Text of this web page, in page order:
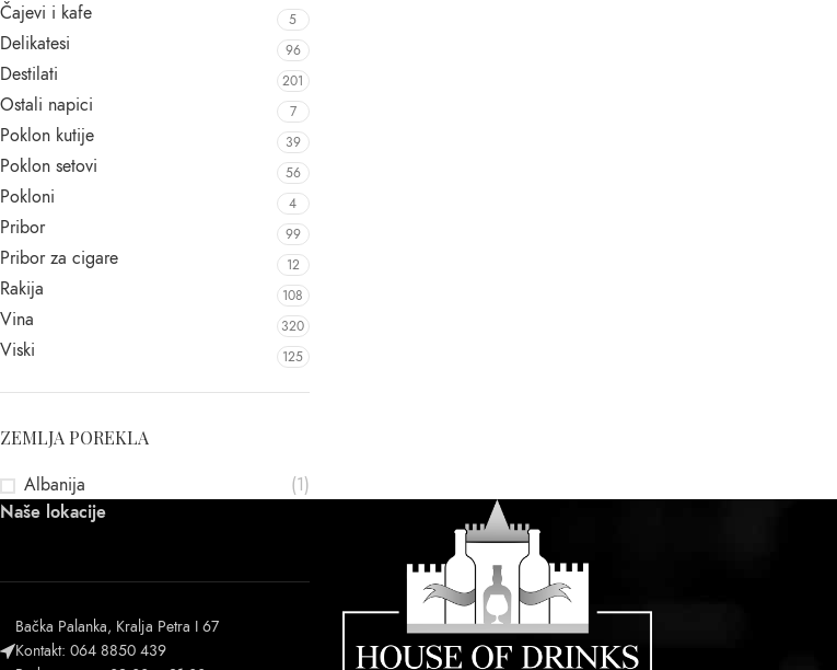
Čajevi i kafe 5
Delikatesi 96
Destilati 201
Ostali napici 7
Poklon kutije 39
Poklon setovi 56
Pokloni 4
Pribor 99
Pribor za cigare 12
Rakija 108
Vina 320
Viski 125
ZEMLJA POREKLA
Albanija (1)
Naše lokacije
Bačka Palanka, Kralja Petra I 67
Kontakt: 064 8850 439